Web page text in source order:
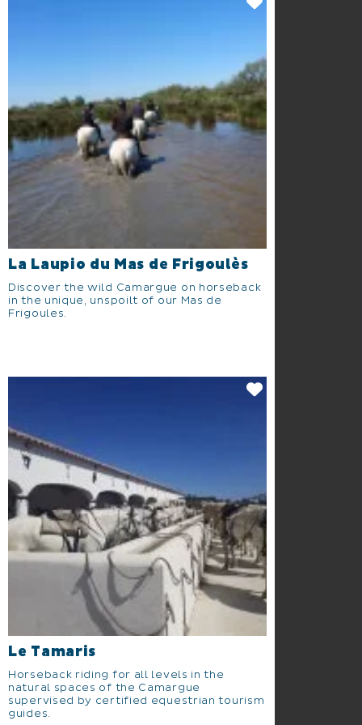
La Laupio du Mas de Frigoulès
Discover the wild Camargue on horseback
in the unique, unspoilt of our Mas de
Frigoules.
Le Tamaris
Horseback riding for all levels in the
natural spaces of the Camargue
supervised by certified equestrian tourism
guides.